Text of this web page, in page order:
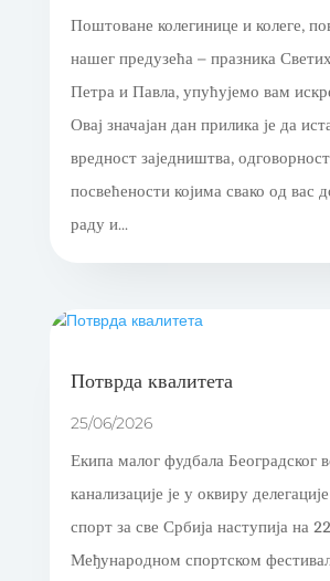
Поштоване колегинице и колеге,
нашег предузећа – празника
Петра и Павла, упућујемо вам
Овај значајан дан прилика је да
вредност заједништва,
посвећености којима свако од вас
раду и...
Потврда квалитета
25/06/2026
Екипа малог фудбала Београдског
канализације је у оквиру
спорт за све Србија наступија на
Међународном спортском